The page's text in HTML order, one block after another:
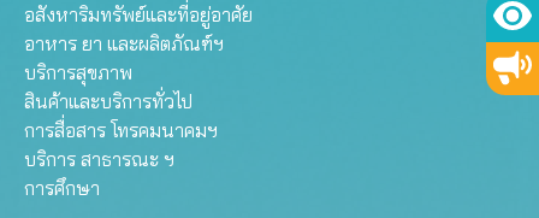
อสังหาริมทรัพย์และที่อยู่อาศัย
อาหาร ยา และผลิตภัณฑ์ฯ
บริการสุขภาพ
สินค้าและบริการทั่วไป
การสื่อสาร โทรคมนาคมฯ
บริการ สาธารณะ ฯ
การศึกษา